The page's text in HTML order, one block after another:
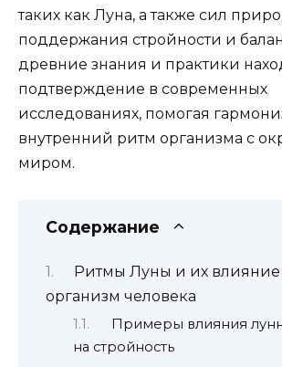
таких как Луна, а также сил
поддержания стройности и
древние знания и практики
подтверждение в современных
исследованиях, помогая
внутренний ритм организма с
миром.
Содержание
Ритмы Луны и их влияние
организм человека
Примеры влияния
на стройность